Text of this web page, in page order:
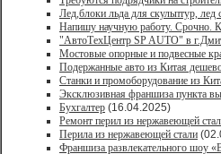
Лед,блоки льда для скульптур, лед
Напишу научную работу. Срочно.
"АвтоТехЦентр SP AUTO" в
Мостовые опорные и подвесные
Подержанные авто из Китая
Станки и промоборудование из
Эксклюзивная франшиза пункта
Бухгалтер (16.04.2025)
Ремонт перил из нержавеющей
Перила из нержавеющей стали
Франшиза развлекательного шоу